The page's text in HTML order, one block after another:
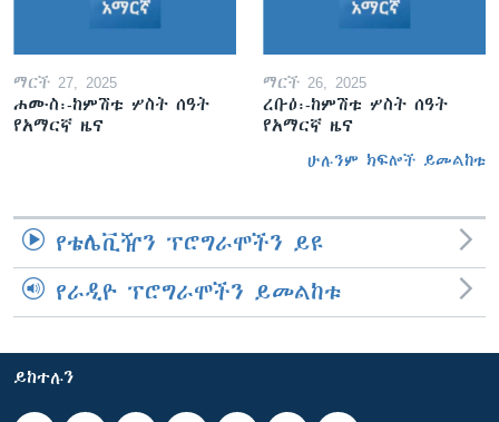
ማርች 27, 2025
ሐሙስ፡-ከምሽቱ ሦስት ሰዓት
የአማርኛ ዜና
ማርች 26, 2025
ረቡዕ፡-ከምሽቱ ሦስት ሰዓት
የአማርኛ ዜና
ሁሉንም ክፍሎች ይመልከቱ
የቴሌቪዥን ፕሮግራሞችን ይዩ
የራዲዮ ፕሮግራሞችን ይመልከቱ
ይከተሉን